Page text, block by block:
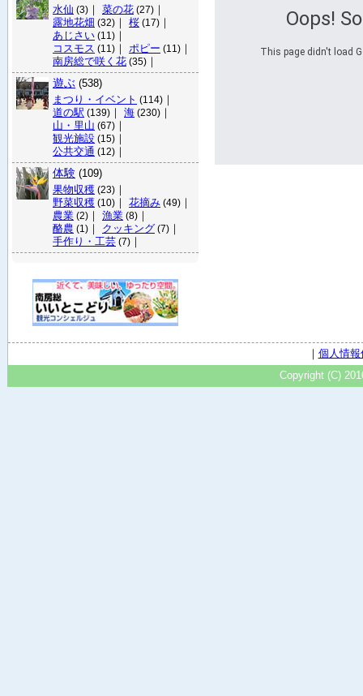
水仙 (3) ｜ 菜の花 (27) ｜
露地花畑 (32) ｜ 桜 (17) ｜
あじさい (11) ｜
コスモス (11) ｜ ポピー (11) ｜
南房総で咲く花 (35) ｜
遊ぶ (538)
まつり・イベント (114) ｜
道の駅 (139) ｜ 海 (230) ｜
山・里山 (67) ｜
観光施設 (15) ｜
公共交通 (12) ｜
体験 (109)
果物収穫 (23) ｜
野菜収穫 (10) ｜ 花摘み (49) ｜
農業 (2) ｜ 漁業 (8) ｜
酪農 (1) ｜ クッキング (7) ｜
手作り・工芸 (7) ｜
Oops!
This page didn't load
｜ 個人情
Copyright (C)